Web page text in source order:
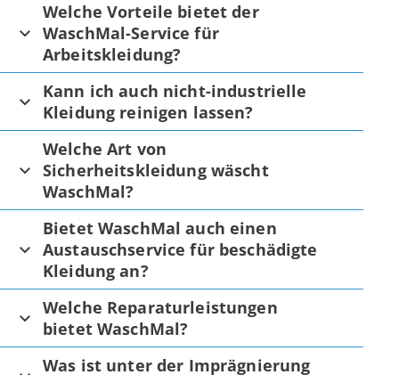
Welche Vorteile bietet der
WaschMal-Service für
Arbeitskleidung?
Kann ich auch nicht-industrielle
Kleidung reinigen lassen?
Welche Art von
Sicherheitskleidung wäscht
WaschMal?
Bietet WaschMal auch einen
Austauschservice für beschädigte
Kleidung an?
Welche Reparaturleistungen
bietet WaschMal?
Was ist unter der Imprägnierung